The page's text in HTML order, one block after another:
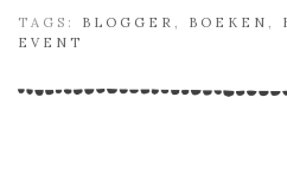
TAGS: BLOGGER BOEKEN
EVENT